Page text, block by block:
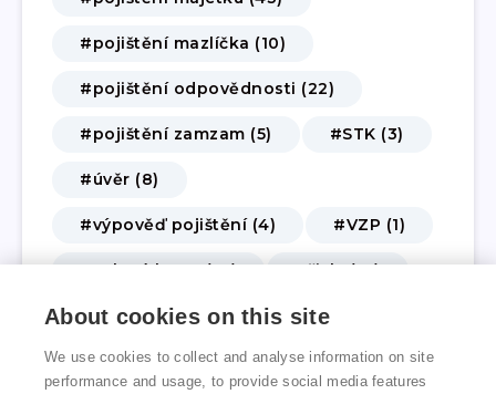
#pojištění mazlíčka (10)
#pojištění odpovědnosti (22)
#pojištění zamzam (5) #STK (3)
#úvěr (8)
#výpověď pojištění (4) #VZP (1)
#zelená karta (10) #živly (14)
#životní a úrazové pojištění (62)
#změna pojištění (3)
About cookies on this site
We use cookies to collect and analyse information on site
performance and usage, to provide social media features